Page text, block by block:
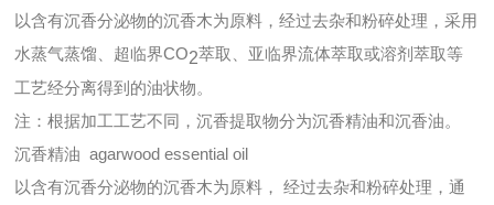
以含有沉香分泌物的沉香木为原料，经过去杂和粉碎处理，采用
水蒸气蒸馏、超临界CO2萃取、亚临界流体萃取或溶剂萃取等
工艺经分离得到的油状物。
注：根据加工工艺不同，沉香提取物分为沉香精油和沉香油。
沉香精油 agarwood essential oil
以含有沉香分泌物的沉香木为原料， 经过去杂和粉碎处理，通